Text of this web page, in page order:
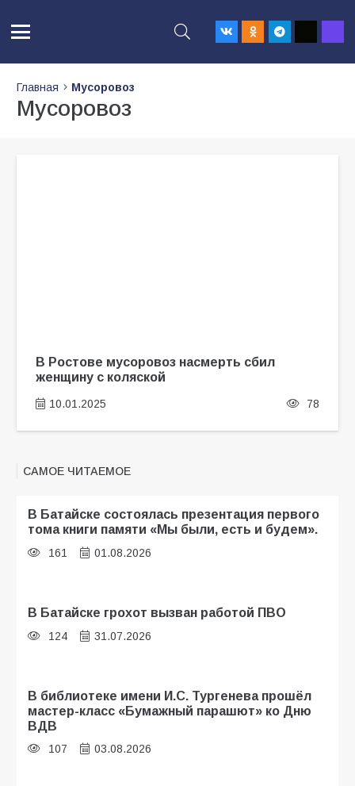
Главная Мусоровоз
Мусоровоз
В Ростове мусоровоз насмерть сбил
женщину с коляской
10.01.2025 78
САМОЕ ЧИТАЕМОЕ
В Батайске состоялась презентация первого
тома книги памяти «Мы были, есть и будем».
161 01.08.2026
В Батайске грохот вызван работой ПВО
124 31.07.2026
В библиотеке имени И.С. Тургенева прошёл
мастер-класс «Бумажный парашют» ко Дню
ВДВ
107 03.08.2026